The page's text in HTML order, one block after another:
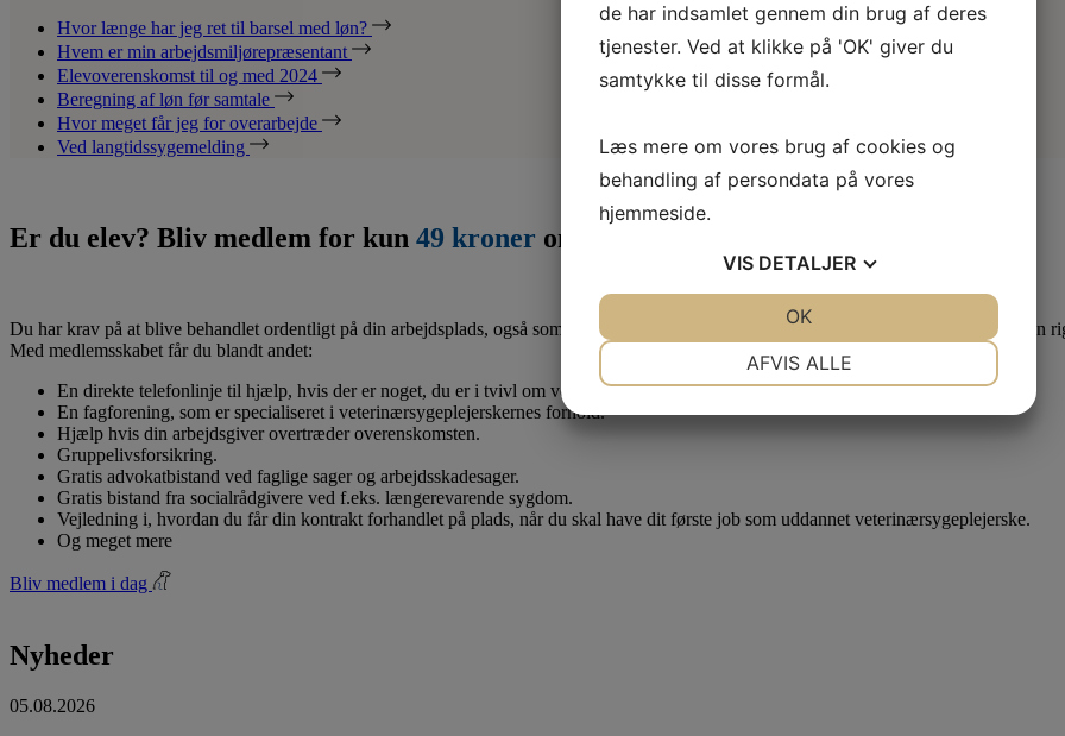
Hvor længe har jeg ret til barsel med løn?
Hvem er min arbejdsmiljørepræsentant
Elevoverenskomst til og med 2024
Beregning af løn før samtale
Hvor meget får jeg for overarbejde
Ved langtidssygemelding
Er du elev? Bliv medlem for kun 49 kroner om måneden
Du har krav på at blive behandlet ordentligt på din arbejdsplads, også som lærling eller elev. Derfor er det en god idé at være medlem af en
Med medlemsskabet får du blandt andet:
En direkte telefonlinje til hjælp, hvis der er noget, du er i tvivl om vedr. dine løn- og arbejdsforhold.
En fagforening, som er specialiseret i veterinærsygeplejerskernes forhold.
Hjælp hvis din arbejdsgiver overtræder overenskomsten.
Gruppelivsforsikring.
Gratis advokatbistand ved faglige sager og arbejdsskadesager.
Gratis bistand fra socialrådgivere ved f.eks. længerevarende sygdom.
Vejledning i, hvordan du får din kontrakt forhandlet på plads, når du skal have dit første job som uddannet veterinærsygeplejerske.
Og meget mere
Bliv medlem i dag
Nyheder
05.08.2026
de har indsamlet gennem din brug af deres
tjenester. Ved at klikke på 'OK' giver du
samtykke til disse formål.
Læs mere om vores brug af cookies og
behandling af persondata på vores
hjemmeside.
VIS DETALJER
AFVIS ALLE
OK